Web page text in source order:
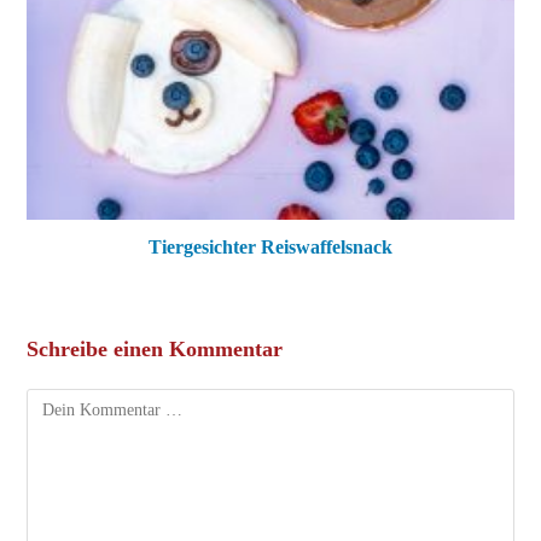
Tiergesichter Reiswaffelsnack
Schreibe einen Kommentar
Kommentar